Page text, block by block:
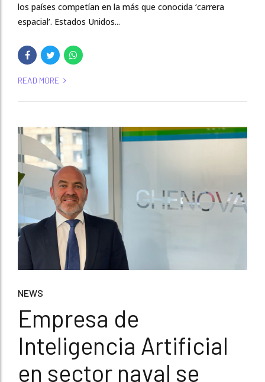
los países competían en la más que conocida ‘carrera
espacial’. Estados Unidos...
READ MORE
NEWS
Empresa de
Inteligencia Artificial
en sector naval se